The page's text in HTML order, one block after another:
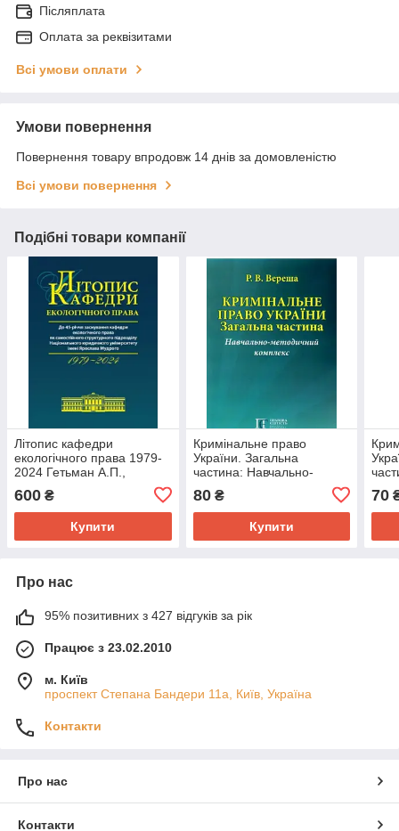
Післяплата
Оплата за реквізитами
Всі умови оплати
Умови повернення
Повернення товару впродовж 14 днів за домовленістю
Всі умови повернення
Подібні товари компанії
Літопис кафедри
екологічного права 1979-
2024 Гетьман А.П.,
О.С.
600 ₴
Купити
Кримінальне право
України. Загальна
частина: Навчально-
80₴
Купити
70
Про нас
95% позитивних з 427 відгуків за рік
Працює з 23.02.2010
м. Київ
проспект Степана Бандери 11а, Київ, Україна
Контакти
Про нас
Контакти